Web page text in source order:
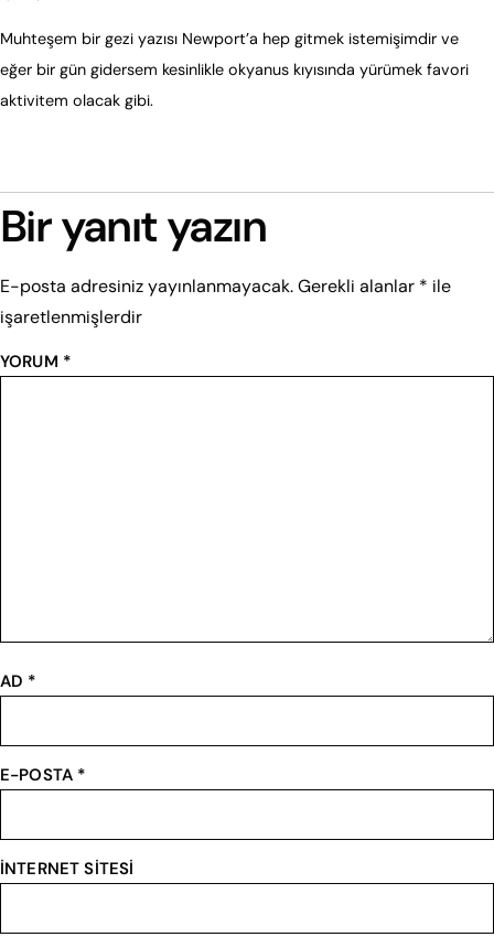
Muhteşem bir gezi yazısı Newport’a hep gitmek istemişimdir ve
eğer bir gün gidersem kesinlikle okyanus kıyısında yürümek favori
aktivitem olacak gibi.
Bir yanıt yazın
E-posta adresiniz yayınlanmayacak.Gerekli alanlar * ile
işaretlenmişlerdir
YORUM *
AD *
E-POSTA *
İNTERNET SITESI